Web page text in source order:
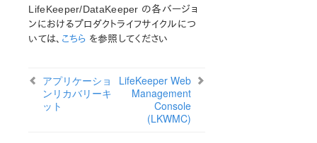
重要なお知らせ
概要
新機能
廃止された機能
LifeKeeperコンポーネント
システム要件
ストレージとアダプタのオプション
LifeKeeper/DataKeeper の各バージョ
ンにおけるプロダクトライフサイクルにつ
いては、 こちら を参照してください
アプリケーショ
ンリカバリーキ
ット
LifeKeeper Web
Management
Console
(LKWMC)